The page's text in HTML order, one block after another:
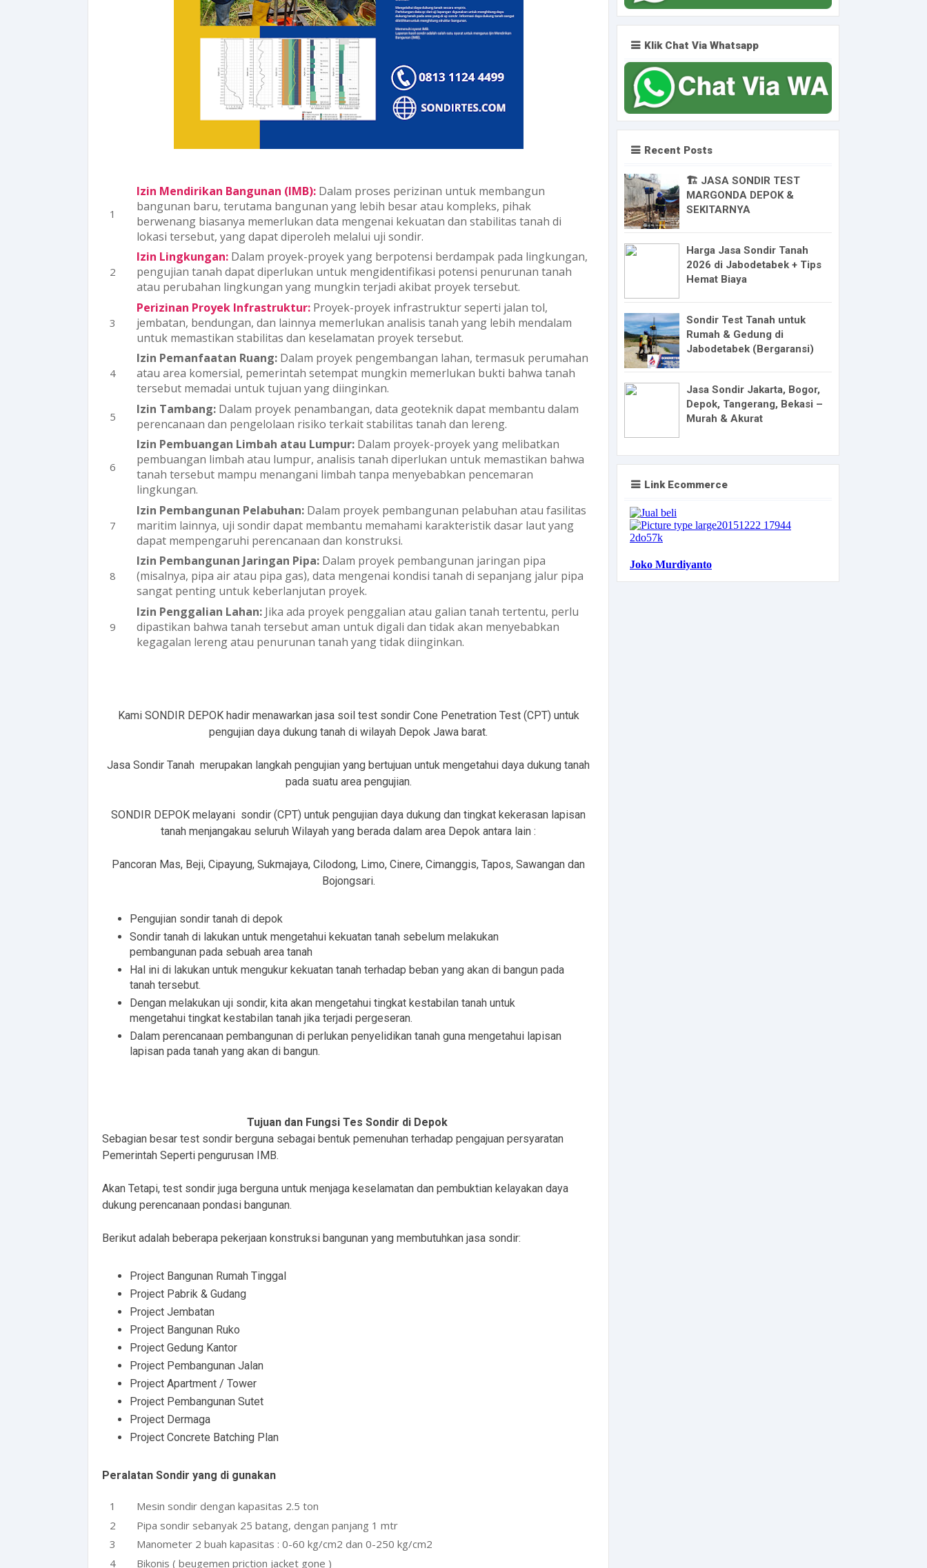
Izin Mendirikan Bangunan (IMB):Dalam proses perizinan untuk membangun
bangunan baru, terutama bangunan yang lebih besar atau kompleks, pihak
berwenang biasanya memerlukan data mengenai kekuatan dan stabilitas tanah di
lokasi tersebut, yang dapat diperoleh melalui uji sondir.
Izin Lingkungan:Dalam proyek-proyek yang berpotensi berdampak pada lingkungan,
pengujian tanah dapat diperlukan untuk mengidentifikasi potensi penurunan tanah
atau perubahan lingkungan yang mungkin terjadi akibat proyek tersebut.
Perizinan Proyek Infrastruktur:Proyek-proyek infrastruktur seperti jalan tol,
jembatan, bendungan, dan lainnya memerlukan analisis tanah yang lebih mendalam
untuk memastikan stabilitas dan keselamatan proyek tersebut.
Izin Pemanfaatan Ruang: Dalam proyek pengembangan lahan, termasuk perumahan
atau area komersial, pemerintah setempat mungkin memerlukan bukti bahwa tanah
tersebut memadai untuk tujuan yang diinginkan.
Izin Tambang: Dalam proyek penambangan, data geoteknik dapat membantu dalam
perencanaan dan pengelolaan risiko terkait stabilitas tanah dan lereng.
Izin Pembuangan Limbah atau Lumpur:Dalam proyek-proyek yang melibatkan
pembuangan limbah atau lumpur, analisis tanah diperlukan untuk memastikan bahwa
tanah tersebut mampu menangani limbah tanpa menyebabkan pencemaran
lingkungan.
Izin Pembangunan Pelabuhan:Dalam proyek pembangunan pelabuhan atau fasilitas
maritim lainnya, uji sondir dapat membantu memahami karakteristik dasar laut yang
dapat mempengaruhi perencanaan dan konstruksi.
Izin Pembangunan Jaringan Pipa:Dalam proyek pembangunan jaringan pipa
(misalnya, pipa air atau pipa gas), data mengenai kondisi tanah di sepanjang jalur pipa
sangat penting untuk keberlanjutan proyek.
Izin Penggalian Lahan:Jika ada proyek penggalian atau galian tanah tertentu, perlu
dipastikan bahwa tanah tersebut aman untuk digali dan tidak akan menyebabkan
kegagalan lereng atau penurunan tanah yang tidak diinginkan.
Kami SONDIR DEPOK hadir menawarkan jasa soil test sondir Cone Penetration Test (CPT) untuk
pengujian daya dukung tanah di wilayah Depok Jawa barat.
Jasa Sondir Tanah merupakan langkah pengujian yang bertujuan untuk mengetahui daya dukung tanah
pada suatu area pengujian.
SONDIR DEPOK melayani sondir (CPT) untuk pengujian daya dukung dan tingkat kekerasan lapisan
tanah menjangakau seluruh Wilayah yang berada dalam area Depok antara lain :
Pancoran Mas, Beji, Cipayung, Sukmajaya, Cilodong, Limo, Cinere, Cimanggis, Tapos, Sawangan dan
Bojongsari.
Pengujian sondir tanah di depok
Sondir tanah di lakukan untuk mengetahui kekuatan tanah sebelum melakukan
pembangunan pada sebuah area tanah
Hal ini di lakukan untuk mengukur kekuatan tanah terhadap beban yang akan di bangun pada
tanah tersebut.
Dengan melakukan uji sondir, kita akan mengetahui tingkat kestabilan tanah untuk
mengetahui tingkat kestabilan tanah jika terjadi pergeseran.
Dalam perencanaan pembangunan di perlukan penyelidikan tanah guna mengetahui lapisan
lapisan pada tanah yang akan di bangun.
Tujuan dan Fungsi Tes Sondir di Depok
Sebagian besar test sondir berguna sebagai bentuk pemenuhan terhadap pengajuan persyaratan
Pemerintah Seperti pengurusan IMB.
Akan Tetapi, test sondir juga berguna untuk menjaga keselamatan dan pembuktian kelayakan daya
dukung perencanaan pondasi bangunan.
Berikut adalah beberapa pekerjaan konstruksi bangunan yang membutuhkan jasa sondir:
Project Bangunan Rumah Tinggal
Project Pabrik & Gudang
Project Jembatan
Project Bangunan Ruko
Project Gedung Kantor
Project Pembangunan Jalan
Project Apartment / Tower
Project Pembangunan Sutet
Project Dermaga
Project Concrete Batching Plan
Peralatan Sondir yang di gunakan
Mesin sondir dengan kapasitas 2.5 ton
Pipa sondir sebanyak 25 batang, dengan panjang 1 mtr
Manometer 2 buah kapasitas : 0-60 kg/cm2 dan 0-250 kg/cm2
Bikonis ( beugemen priction jacket gone )
Klik Chat Via Whatsapp
Recent Posts
🏗️ JASA SONDIR TEST
MARGONDA DEPOK &
SEKITARNYA
Harga Jasa Sondir Tanah
2026 di Jabodetabek + Tips
Hemat Biaya
Sondir Test Tanah untuk
Rumah & Gedung di
Jabodetabek (Bergaransi)
Jasa Sondir Jakarta, Bogor,
Depok, Tangerang, Bekasi –
Murah & Akurat
Link Ecommerce